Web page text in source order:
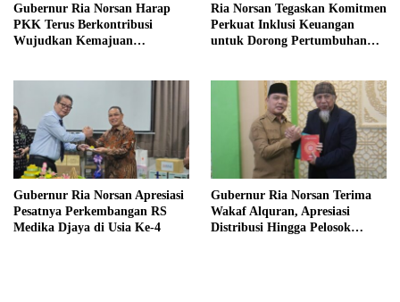
Gubernur Ria Norsan Harap
PKK Terus Berkontribusi
Wujudkan Kemajuan
Ria Norsan Tegaskan Komitmen
Perkuat Inklusi Keuangan
untuk Dorong Pertumbuhan
Gubernur Ria Norsan Apresiasi
Pesatnya Perkembangan RS
Medika Djaya di Usia Ke-4
Gubernur Ria Norsan Terima
Wakaf Alquran, Apresiasi
Distribusi Hingga Pelosok